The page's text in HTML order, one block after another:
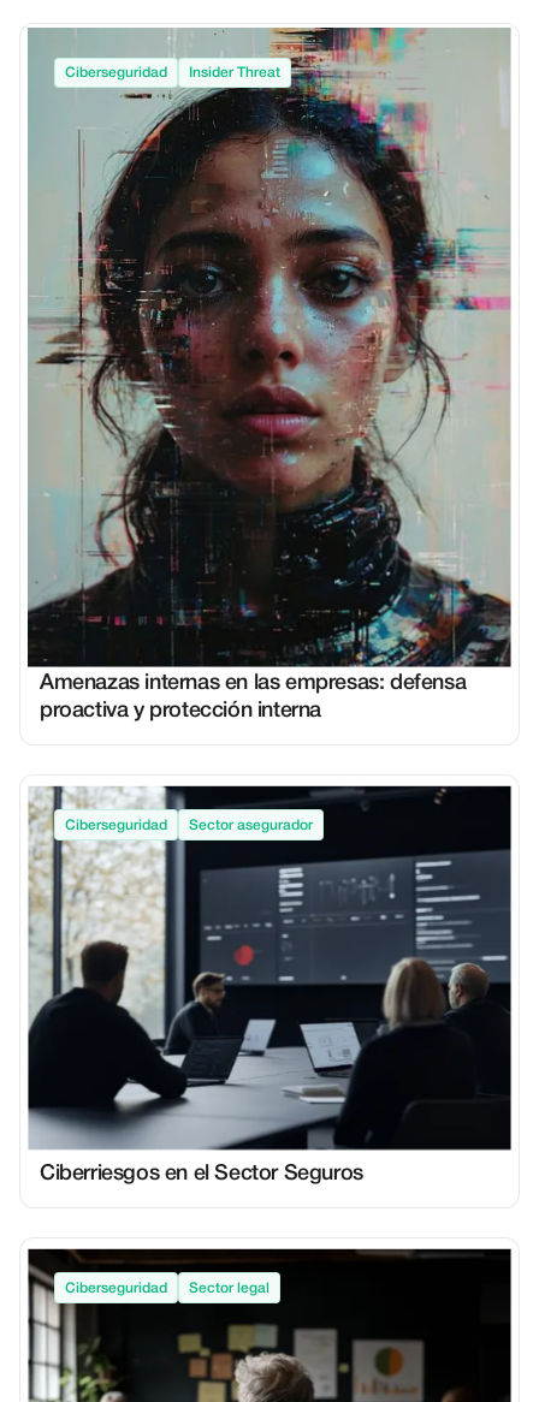
Ciberseguridad Insider Threat
Amenazas internas en las empresas: defensa
proactiva y protección interna
Ciberseguridad Sector asegurador
Ciberriesgos en el Sector Seguros
Ciberseguridad Sector legal